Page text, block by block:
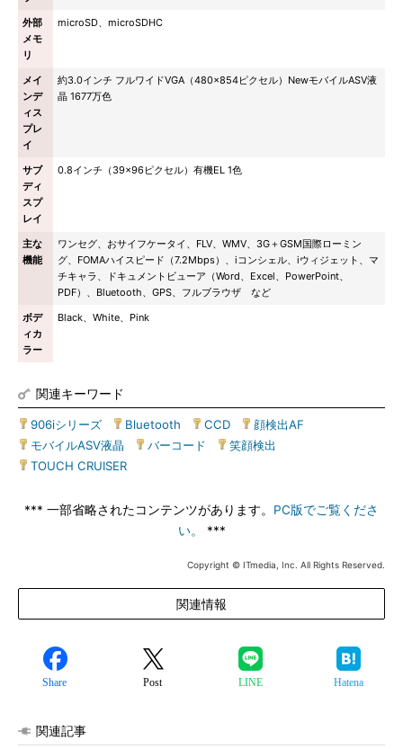
外部
メモ
リ
microSD、microSDHC
メイ
ンデ
ィス
プレ
イ
約3.0インチ フルワイドVGA（480×854ピクセル）NewモバイルASV液
晶 1677万色
サブ
ディ
スプ
レイ
0.8インチ（39×96ピクセル）有機EL 1色
主な
機能
ワンセグ、おサイフケータイ、FLV、WMV、3G＋GSM国際ローミン
グ、FOMAハイスピード（7.2Mbps）、iコンシェル、iウィジェット、マ
チキャラ、ドキュメントビューア（Word、Excel、PowerPoint、
PDF）、Bluetooth、GPS、フルブラウザ など
ボデ
ィカ
ラー
Black、White、Pink
関連キーワード
906iシリーズ Bluetooth CCD 顔検出AF
モバイルASV液晶
バーコード 笑顔検出
TOUCH CRUISER
*** 一部省略されたコンテンツがあります。 PC版でご覧くださ
い。
***
Copyright © ITmedia, Inc. All Rights Reserved.
関連情報
Share Post LINE Hatena
関連記事